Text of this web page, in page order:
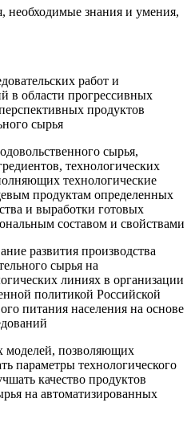
необходимые знания и умения,
работ и
в области прогрессивных
продуктов
сырья
сырья,
технологических
технологические
продуктам определенных
и выработки готовых
составом и свойствами
развития производства
сырья на
линиях в организации
политикой Российской
питания населения на основе
моделей, позволяющих
параметры технологического
качество продуктов
на автоматизированных